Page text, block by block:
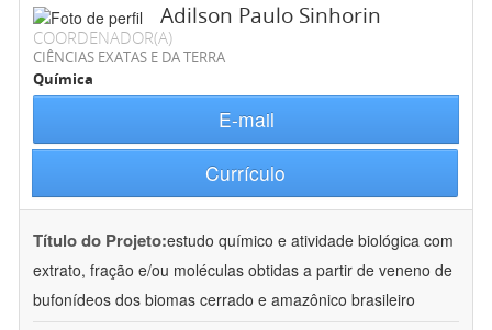
Adilson Paulo Sinhorin
COORDENADOR(A)
CIÊNCIAS EXATAS E DA TERRA
Química
E-mail
Currículo
Título do Projeto:estudo químico e atividade biológica com
extrato, fração e/ou moléculas obtidas a partir de veneno de
bufonídeos dos biomas cerrado e amazônico brasileiro